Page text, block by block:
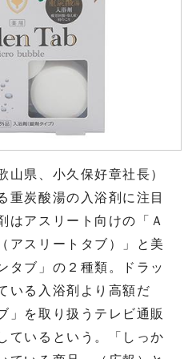
県、小久保好章社長）
重炭酸湯の入浴剤に注目
はアスリート向けの「Ａ
アスリートタブ）」と美
タブ」の２種類。ドラッ
いる入浴剤より高額だ
」を取り扱うテレビ通販
ているという。「しっか